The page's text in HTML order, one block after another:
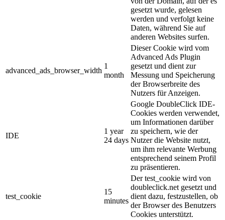
gesetzt wurde, gelesen
werden und verfolgt keine
Daten, während Sie auf
anderen Websites surfen.
advanced_ads_browser_width
1
month
Dieser Cookie wird vom
Advanced Ads Plugin
gesetzt und dient zur
Messung und Speicherung
der Browserbreite des
Nutzers für Anzeigen.
IDE
1 year
24 days
Google DoubleClick IDE-
Cookies werden verwendet,
um Informationen darüber
zu speichern, wie der
Nutzer die Website nutzt,
um ihm relevante Werbung
entsprechend seinem Profil
zu präsentieren.
test_cookie
15
minutes
Der test_cookie wird von
doubleclick.net gesetzt und
dient dazu, festzustellen, ob
der Browser des Benutzers
Cookies unterstützt.